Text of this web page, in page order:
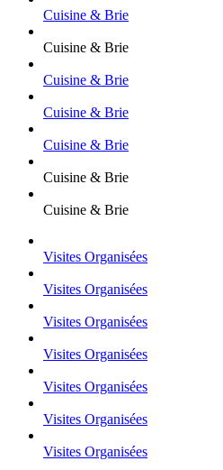
Cuisine & Brie
Cuisine & Brie
Cuisine & Brie
Cuisine & Brie
Cuisine & Brie
Cuisine & Brie
Cuisine & Brie
Visites Organisées
Visites Organisées
Visites Organisées
Visites Organisées
Visites Organisées
Visites Organisées
Visites Organisées